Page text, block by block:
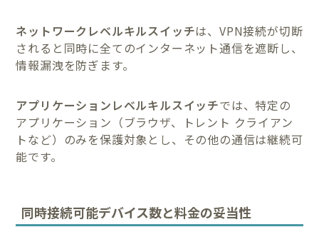
ネットワークレベルキルスイッチは、VPN接続が切断
されると同時に全てのインターネット通信を遮断し、
情報漏洩を防ぎます。
アプリケーションレベルキルスイッチでは、特定の
アプリケーション（ブラウザ、トレント クライアン
トなど）のみを保護対象とし、その他の通信は継続可
能です。
同時接続可能デバイス数と料金の妥当性